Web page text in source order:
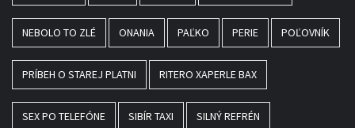
NEBOLO TO ZLÉ ONANIA PAĽKO PERIE POĽOVNÍK
PRÍBEH O STAREJ PLATNI RITERO XAPERLE BAX
SEX PO TELEFÓNE SIBÍR TAXI SILNÝ REFRÉN